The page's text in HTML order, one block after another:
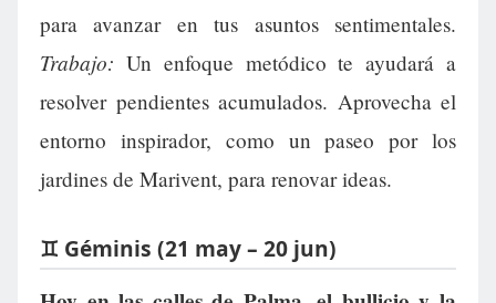
para avanzar en tus asuntos sentimentales.
Trabajo: Un enfoque metódico te ayudará a
resolver pendientes acumulados. Aprovecha el
entorno inspirador, como un paseo por los
jardines de Marivent, para renovar ideas.
♊ Géminis (21 may – 20 jun)